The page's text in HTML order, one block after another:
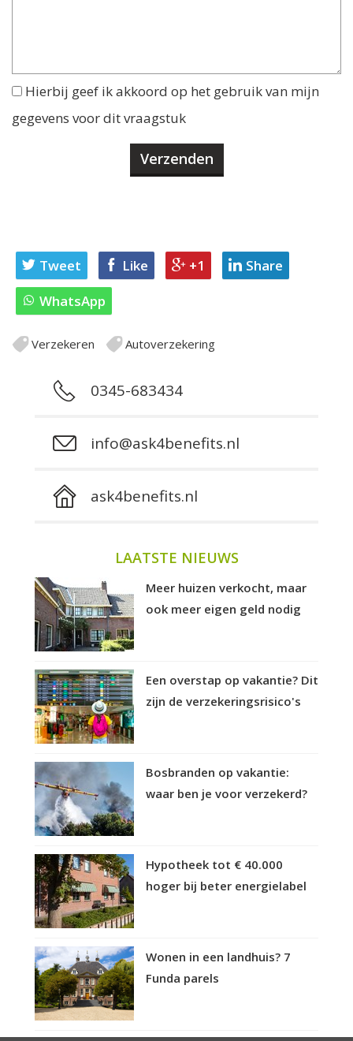
Hierbij geef ik akkoord op het gebruik van mijn
gegevens voor dit vraagstuk
Tweet Like +1
Share
WhatsApp
Verzekeren Autoverzekering
0345-683434
info@ask4benefits.nl
ask4benefits.nl
LAATSTE NIEUWS
Meer huizen verkocht, maar
ook meer eigen geld nodig
Een overstap op vakantie? Dit
zijn de verzekeringsrisico's
Bosbranden op vakantie:
waar ben je voor verzekerd?
Hypotheek tot € 40.000
hoger bij beter energielabel
Wonen in een landhuis? 7
Funda parels